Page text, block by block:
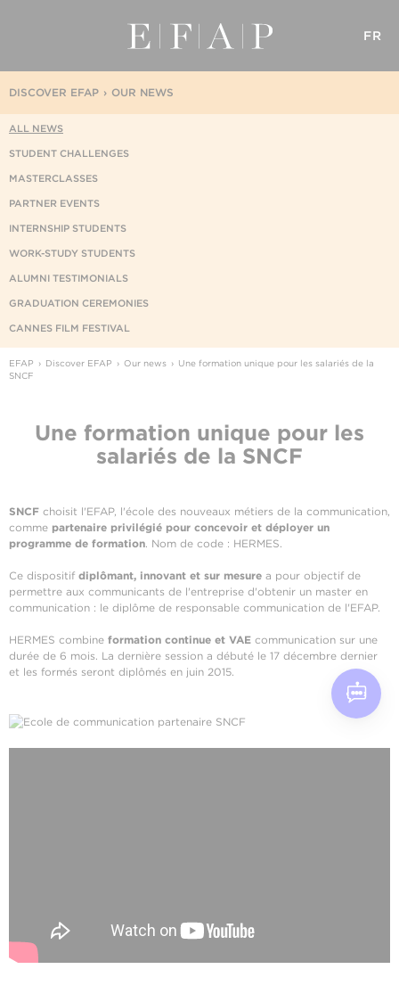
FR
OUR NEWS
DISCOVER EFAP
ALL NEWS
STUDENT CHALLENGES
MASTERCLASSES
PARTNER EVENTS
INTERNSHIP STUDENTS
WORK-STUDY STUDENTS
ALUMNI TESTIMONIALS
GRADUATION CEREMONIES
CANNES FILM FESTIVAL
EFAP Discover EFAP Our news
Une formation unique pour les salariés de la
SNCF
Une formation unique pour les
salariés de la SNCF
SNCF choisit l'EFAP, l'école des nouveaux métiers de la communication,
comme partenaire privilégié pour concevoir et déployer un
programme de formation. Nom de code : HERMES.
Ce dispositif diplômant, innovant et sur mesure a pour objectif de
permettre aux communicants de l'entreprise d'obtenir un master en
communication : le diplôme de responsable communication de l'EFAP.
HERMES combine formation continue et VAE communication sur une
durée de 6 mois. La dernière session a débuté le 17 décembre dernier
et les formés seront diplômés en juin 2015.